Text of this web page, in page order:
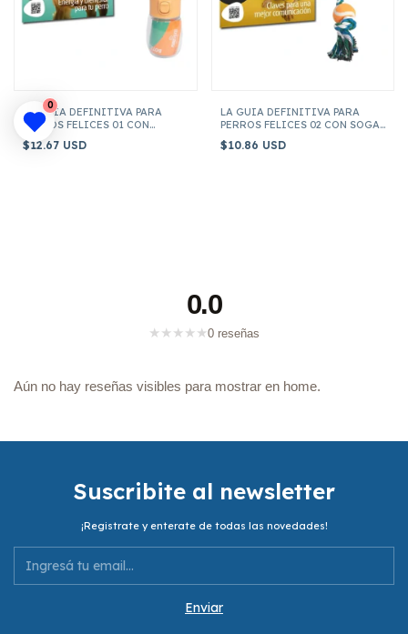
LA GUIA DEFINITIVA PARA
PERROS FELICES 01 CON
$12.67 USD
LA GUIA DEFINITIVA PARA
PERROS FELICES 02 CON SOGA
$10.86 USD
0.0
★ ★ ★ ★ ★0 reseñas
Aún no hay reseñas visibles para mostrar en home.
Suscribite al newsletter
¡Registrate y enterate de todas las novedades!
0